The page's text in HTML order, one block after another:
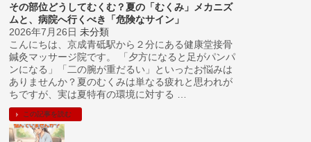
その部位どうしてむくむ？夏の「むくみ」メカニズ
ムと、病院へ行くべき「危険なサイン」
2026年7月26日 未分類
こんにちは、京成青砥駅から２分にある健康堂接骨
鍼灸マッサージ院です。 「夕方になると足がパンパ
ンになる」「二の腕が重だるい」といったお悩みは
ありませんか？夏のむくみは単なる疲れと思われが
ちですが、実は夏特有の環境に対する …
この記事を読む